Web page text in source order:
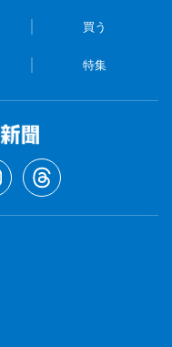
買う
特集